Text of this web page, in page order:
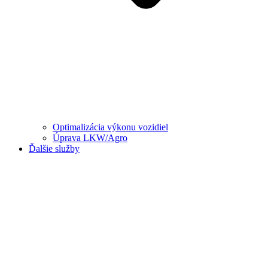
Optimalizácia výkonu vozidiel
Úprava LKW/Agro
Ďalšie služby